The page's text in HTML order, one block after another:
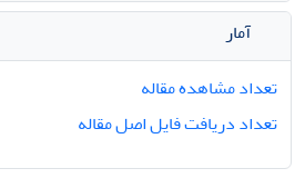
آمار
تعداد مشاهده مقاله
تعداد دریافت فایل اصل مقاله